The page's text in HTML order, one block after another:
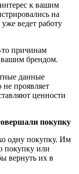
к вашим
на
ведет работу
причинам
вашим брендом.
данные
не проявляет
ценности
покупку
одну покупку. Им
покупку или
вернуть их в